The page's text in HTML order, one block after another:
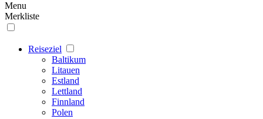
Menu
Merkliste
Reiseziel
Baltikum
Litauen
Estland
Lettland
Finnland
Polen